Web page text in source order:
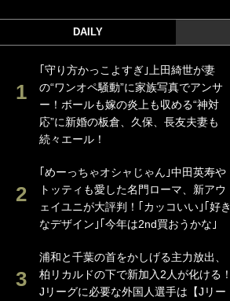
DAILY
｢守り方かっこよすぎ｣上田綺世が妻
の“ワンオペ騒動”に家族写真でアンサ
ー！ボールも嫁の炎上も収める“神対
応”に新婚の板倉、久保、長友夫妻も
続々エール！
｢めーっちゃオシャじゃん｣中田英寿や
トッティも愛した名門ローマ、新アウ
ェイユニが大評判！｢カッコいい｣｢好き
なデザイン｣｢今年は2nd買おうかな｣
浦和と千葉の首をかしげる主力放出、
柏リカルドの下で新加入2人が化ける！
Jリーグに必要な外国人選手は【Jリー